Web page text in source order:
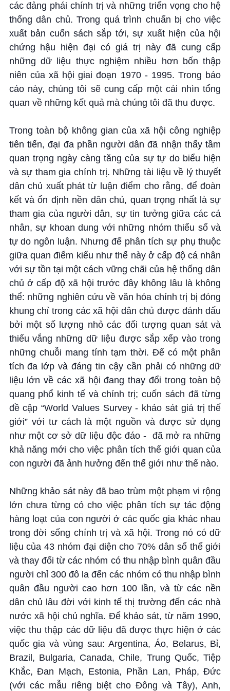
các đảng phái chính trị và những triển vọng cho hệ
thống dân chủ. Trong quá trình chuẩn bị cho việc
xuất bản cuốn sách sắp tới, sự xuất hiện của hội
chứng hậu hiện đại có giá trị này đã cung cấp
những dữ liệu thực nghiệm nhiều hơn bốn thập
niên của xã hội giai đoạn 1970 - 1995. Trong báo
cáo này, chúng tôi sẽ cung cấp một cái nhìn tổng
quan về những kết quả mà chúng tôi đã thu được.
Trong toàn bộ không gian của xã hội công nghiệp
tiên tiến, đại đa phần người dân đã nhận thấy tầm
quan trọng ngày càng tăng của sự tự do biểu hiện
và sự tham gia chính trị. Những tài liệu về lý thuyết
dân chủ xuất phát từ luận điểm cho rằng, để đoàn
kết và ổn định nền dân chủ, quan trọng nhất là sự
tham gia của người dân, sự tin tưởng giữa các cá
nhân, sự khoan dung với những nhóm thiểu số và
tự do ngôn luận. Nhưng để phân tích sự phụ thuộc
giữa quan điểm kiểu như thế này ở cấp độ cá nhân
với sự tồn tại một cách vững chãi của hệ thống dân
chủ ở cấp độ xã hội trước đây không lâu là không
thể: những nghiên cứu về văn hóa chính trị bị đóng
khung chỉ trong các xã hội dân chủ được đánh dấu
bởi một số lượng nhỏ các đối tượng quan sát và
thiếu vắng những dữ liệu được sắp xếp vào trong
những chuỗi mang tính tạm thời. Để có một phân
tích đa lớp và đáng tin cậy cần phải có những dữ
liệu lớn về các xã hội đang thay đổi trong toàn bộ
quang phổ kinh tế và chính trị; cuốn sách đã từng
đề cập “World Values Survey - khảo sát giá trị thế
giới” với tư cách là một nguồn và được sử dụng
như một cơ sở dữ liệu độc đáo -
đã mở ra những
khả năng mới cho việc phân tích thế giới quan của
con người đã ảnh hưởng đến thế giới như thế nào.
Những khảo sát này đã bao trùm một phạm vi rộng
lớn chưa từng có cho việc phân tích sự tác động
hàng loạt của con người ở các quốc gia khác nhau
trong đời sống chính trị và xã hội. Trong nó có dữ
liệu của 43 nhóm đại diện cho 70% dân số thế giới
và thay đổi từ các nhóm có thu nhập bình quân đầu
người chỉ 300 đô la đến các nhóm có thu nhập bình
quân đầu người cao hơn 100 lần, và từ các nền
dân chủ lâu đời với kinh tế thị trường đến các nhà
nước xã hội chủ nghĩa. Để khảo sát, từ năm 1990,
việc thu thập các dữ liệu đã được thực hiện ở các
quốc gia và vùng sau: Argentina, Áo, Belarus, Bỉ,
Brazil, Bulgaria, Canada, Chile, Trung Quốc, Tiệp
Khắc, Đan Mạch, Estonia, Phần Lan, Pháp, Đức
(với các mẫu riêng biệt cho Đông và Tây), Anh,